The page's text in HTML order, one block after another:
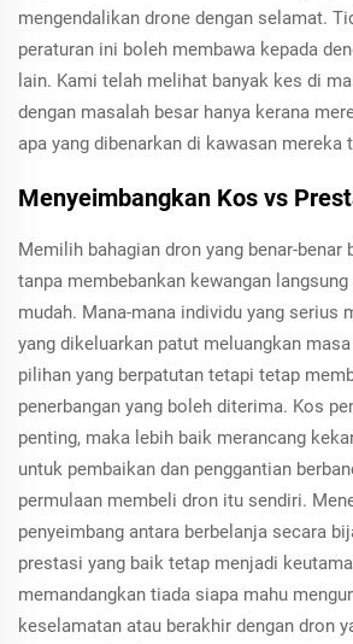
mengendalikan drone dengan selamat.
peraturan ini boleh membawa kepada
lain. Kami telah melihat banyak kes di
dengan masalah besar hanya kerana
apa yang dibenarkan di kawasan mereka
Menyeimbangkan Kos vs
Memilih bahagian dron yang benar-benar
tanpa membebankan kewangan
mudah. Mana-mana individu yang serius
yang dikeluarkan patut meluangkan
pilihan yang berpatutan tetapi tetap
penerbangan yang boleh diterima. Kos
penting, maka lebih baik merancang
untuk pembaikan dan penggantian
permulaan membeli dron itu sendiri.
penyeimbang antara berbelanja secara
prestasi yang baik tetap menjadi
memandangkan tiada siapa mahu
keselamatan atau berakhir dengan dron